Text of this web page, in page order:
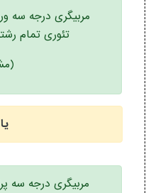
مربیگری درجه سه
تئوری تمام
یا
مربیگری درجه سه